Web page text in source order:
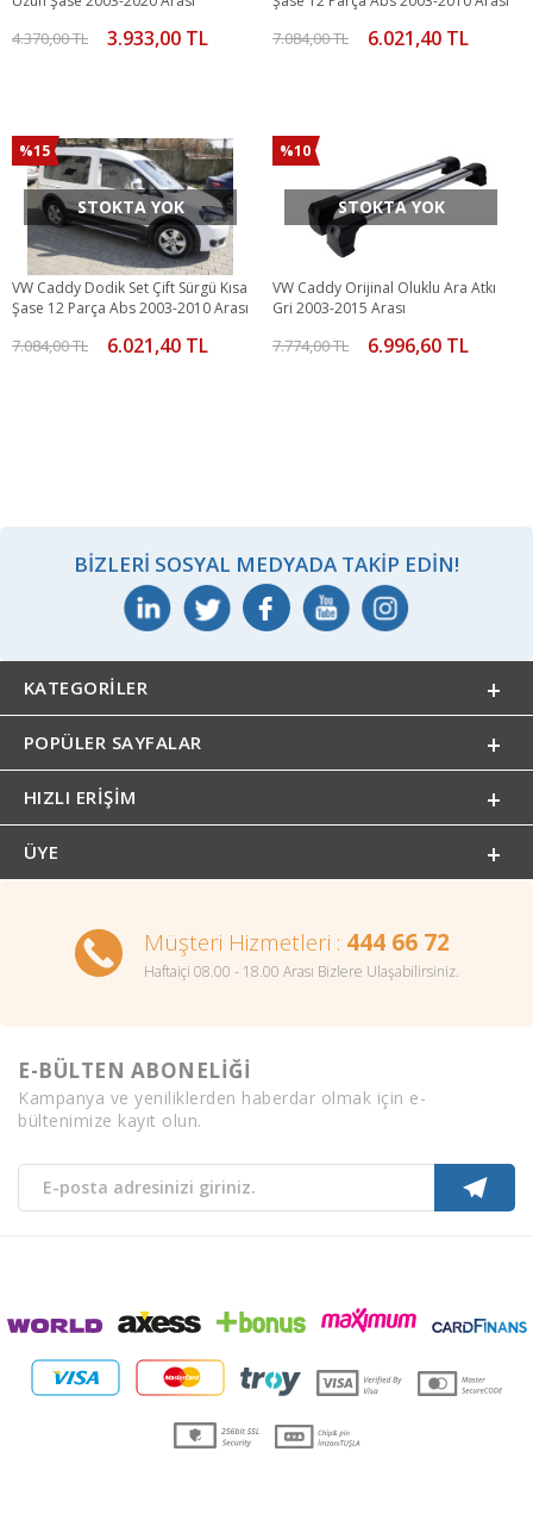
4.370,00 TL 3.933,00 TL 7.084,00 TL 6.021,40 TL
%15
STOKTA YOK
VW Caddy Dodik Set Çift Sürgü Kısa
Şase 12 Parça Abs 2003-2010 Arası
7.084,00 TL 6.021,40 TL
%10
STOKTA YOK
VW Caddy Orijinal Oluklu Ara Atkı
Gri 2003-2015 Arası
7.774,00 TL 6.996,60 TL
BIZLERI SOSYAL MEDYADA TAKIP EDIN!
KATEGORILER
POPÜLER SAYFALAR
HIZLI ERIŞIM
ÜYE
Müşteri Hizmetleri : 444 66 72
Haftaiçi 08.00 - 18.00 Arası Bizlere Ulaşabilirsiniz.
E-BÜLTEN ABONELİĞİ
Kampanya ve yeniliklerden haberdar olmak için e-
bültenimize kayıt olun.